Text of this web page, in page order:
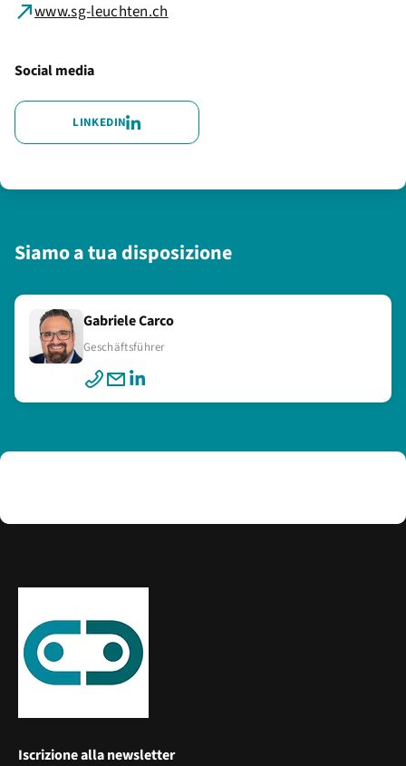
www.sg-leuchten.ch
Social media
LINKEDIN
Siamo a tua disposizione
Gabriele Carco
Geschäftsführer
Iscrizione alla newsletter